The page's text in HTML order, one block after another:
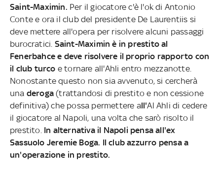
Saint-Maximin. Per il giocatore c'è l'ok di Antonio
Conte e ora il club del presidente De Laurentiis si
deve mettere all'opera per risolvere alcuni passaggi
burocratici. Saint-Maximin è in prestito al
Fenerbahce e deve risolvere il proprio rapporto con
il club turco e tornare all'Ahli entro mezzanotte.
Nonostante questo non sia avvenuto, si cercherà
una deroga(trattandosi di prestito e non cessione
definitiva) che possa permettere all'Al Ahli di cedere
il giocatore al Napoli, una volta che sarò risolto il
prestito. In alternativa il Napoli pensa all'ex
Sassuolo Jeremie Boga. Il club azzurro pensa a
un'operazione in prestito.